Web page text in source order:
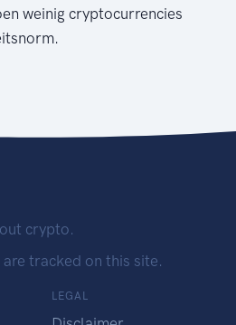
weinig cryptocurrencies
crypto.
tracked on this site.
LEGAL